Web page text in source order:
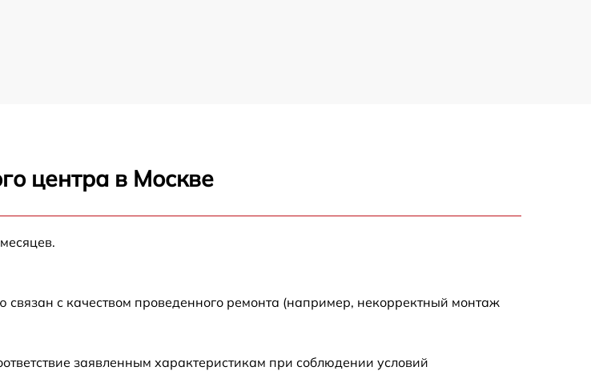
центра в Москве
с качеством проведенного ремонта (например, некорректный монтаж
заявленным характеристикам при соблюдении условий